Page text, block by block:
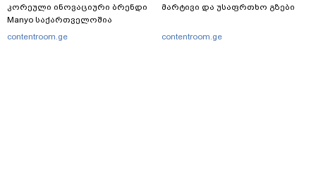
კორეული ინოვაციური ბრენდი
Manyo საქართველოშია
contentroom.ge
მარტივი და უსაფრთხო გზები
contentroom.ge